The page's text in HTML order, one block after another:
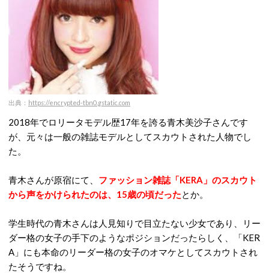
出典： https://encrypted-tbn0.gstatic.com
2018年でロリータモデル歴17年を誇る青木美沙子さんです
が、元々は一般の雑誌モデルとしてスカウトされた人物でし
た。
青木さんが原宿にて、 ファッション雑誌「KERA」のスカウト
から声をかけられたのは、15歳の頃だったとか。
学生時代の青木さんは人見知りで目立たない少女であり、リー
ダー格の女子の手下のようなポジションだったらしく、「KER
A」にも本命のリーダー格の女子のオマケとしてスカウトされ
たそうですね。